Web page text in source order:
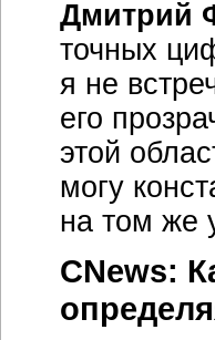
Дмитрий
точных
я не
его
этой
могу
на том же
CNews: